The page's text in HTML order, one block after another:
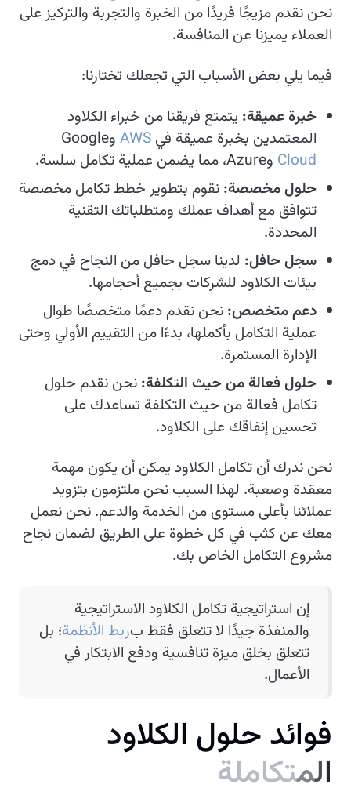
نحن نقدم مزيجًا فريدًا من الخبرة والتجربة والتركيز على
العملاء يميزنا عن المنافسة.
فيما يلي بعض الأسباب التي تجعلك تختارنا:
خبرة عميقة: يتمتع فريقنا من خبراء الكلاود
المعتمدين بخبرة عميقة في AWS وGoogle
Cloud وAzure، مما يضمن عملية تكامل سلسة.
حلول مخصصة: نقوم بتطوير خطط تكامل مخصصة
تتوافق مع أهداف عملك ومتطلباتك التقنية
المحددة.
سجل حافل: لدينا سجل حافل من النجاح في دمج
بيئات الكلاود للشركات بجميع أحجامها.
دعم متخصص: نحن نقدم دعمًا متخصصًا طوال
عملية التكامل بأكملها، بدءًا من التقييم الأولي وحتى
الإدارة المستمرة.
حلول فعالة من حيث التكلفة: نحن نقدم حلول
تكامل فعالة من حيث التكلفة تساعدك على
تحسين إنفاقك على الكلاود.
نحن ندرك أن تكامل الكلاود يمكن أن يكون مهمة
معقدة وصعبة. لهذا السبب نحن ملتزمون بتزويد
عملائنا بأعلى مستوى من الخدمة والدعم. نحن نعمل
معك عن كثب في كل خطوة على الطريق لضمان نجاح
مشروع التكامل الخاص بك.
إن استراتيجية تكامل الكلاود الاستراتيجية
والمنفذة جيدًا لا تتعلق فقط بربط الأنظمة؛ بل
تتعلق بخلق ميزة تنافسية ودفع الابتكار في
الأعمال.
فوائدحلول الكلود
المتكاملة